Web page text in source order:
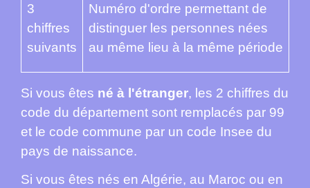
3
chiffres
suivants
Numéro d'ordre permettant de
distinguer les personnes nées
au même lieu à la même période
Si vous êtes né à l'étranger, les 2 chiffres du
code du département sont remplacés par 99
et le code commune par un code Insee du
pays de naissance.
Si vous êtes nés en Algérie, au Maroc ou en